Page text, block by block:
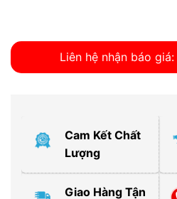
Liên hệ nhận báo giá:
Cam Kết Chất
Lượng
Giao Hàng Tận